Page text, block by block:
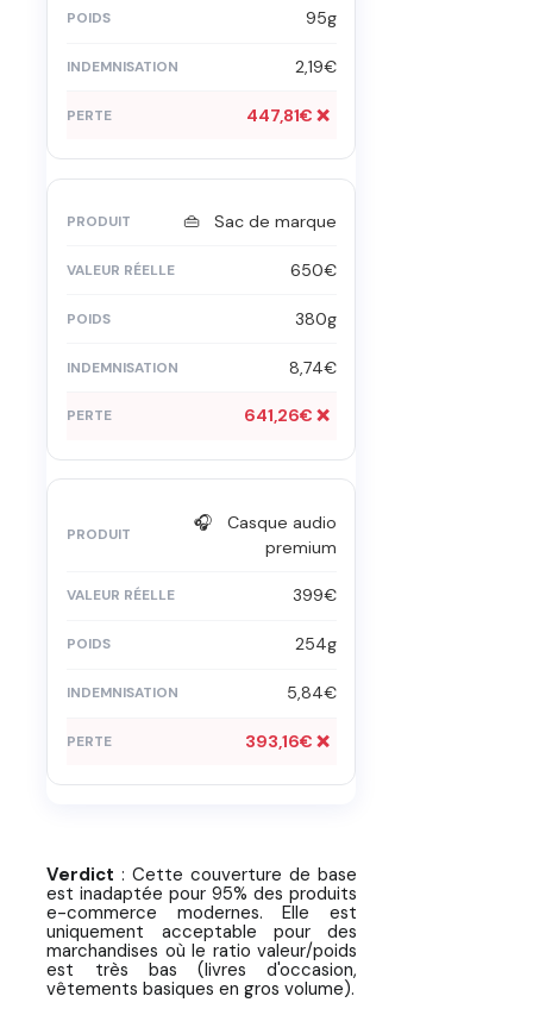
95g
2,19€
447,81€ ❌
👜 Sac de marque
650€
380g
8,74€
641,26€ ❌
🎧 Casque audio
premium
399€
254g
5,84€
393,16€ ❌
Verdict : Cette couverture de base
est inadaptée pour 95% des produits
e-commerce modernes. Elle est
uniquement acceptable pour des
marchandises où le ratio valeur/poids
est très bas (livres d'occasion,
vêtements basiques en gros volume).